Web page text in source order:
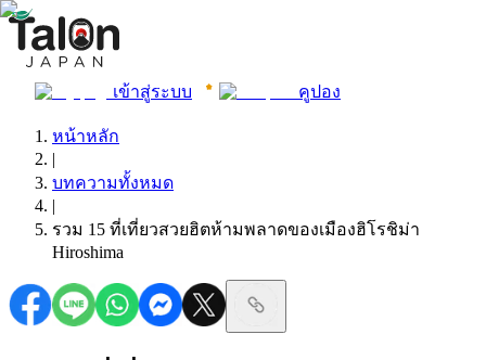
เข้าสู่ระบบ คูปอง
หน้าหลัก
|
บทความทั้งหมด
|
รวม 15 ที่เที่ยวสวยฮิตห้ามพลาดของเมืองฮิโรชิม่า
Hiroshima